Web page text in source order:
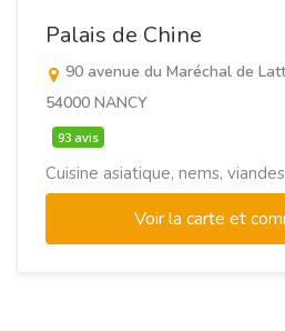
Palais de Chine
90 avenue du Maréchal de
54000 NANCY
93 avis
Cuisine asiatique, nems,
Voir la carte et